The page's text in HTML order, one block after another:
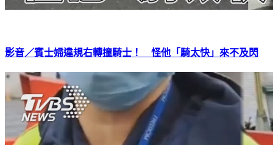
影音／賓士婦違規右轉撞騎士！ 怪他「騎太快」來不及閃